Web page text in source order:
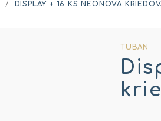
/ DISPLAY + 16 KS NEÓNOVÁ
TUBAN